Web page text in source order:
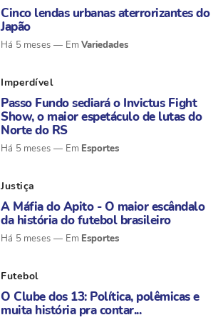
Cinco lendas urbanas aterrorizantes do
Japão
Há 5 meses Variedades
Imperdível
Passo Fundo sediará o Invictus Fight
Show, o maior espetáculo de lutas do
Norte do RS
Há 5 meses Esportes
Justiça
A Máfia do Apito - O maior escândalo
da história do futebol brasileiro
Há 5 meses Esportes
Futebol
O Clube dos 13: Política, polêmicas e
muita história pra contar...